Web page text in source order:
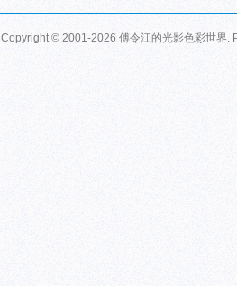
Copyright © 2001-2026 傅令江的光影色彩世界.